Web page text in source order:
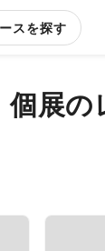
スを探す
展